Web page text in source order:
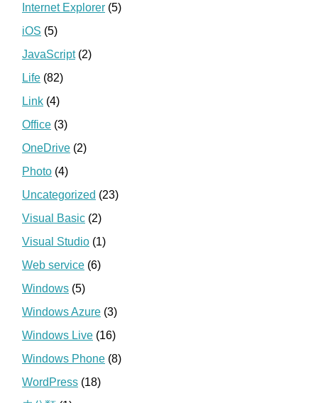
Internet Explorer (5)
iOS (5)
JavaScript(2)
Life (82)
Link (4)
Office (3)
OneDrive (2)
Photo (4)
Uncategorized (23)
Visual Basic (2)
Visual Studio (1)
Web service (6)
Windows (5)
Windows Azure (3)
Windows Live (16)
Windows Phone (8)
WordPress (18)